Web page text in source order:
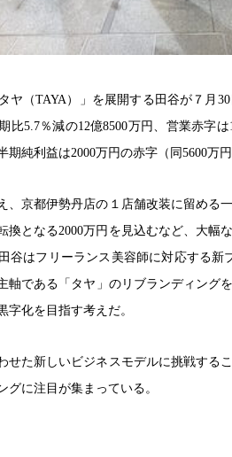
ヤ（TAYA）」を展開する田谷が７月
比5.7％減の12億8500万円、営業赤字
期純利益は2000万円の赤字（同5600万
、京都伊勢丹店の１店舗改装に留める
換となる2000万円を見込むなど、大幅
谷はフリーランス美容師に対応する新
軸である「タヤ」のリブランディング
字化を目指す考えだ。
せた新しいビジネスモデルに挑戦する
グに注目が集まっている。